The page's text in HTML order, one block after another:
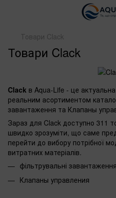
Товари Clack
Товари Clack
Clack в Aqua-Life - це
реальним асортиментом
завантаження та Клапаны
Зараз для Clack доступно 311
швидко зрозуміти, що саме
перейти до вибору потрібної
витратних матеріалів.
фільтрувальні завантаження
Клапаны управления